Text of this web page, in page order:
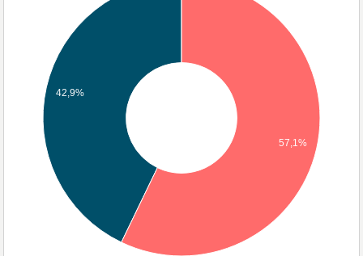
42,9%
57,1%